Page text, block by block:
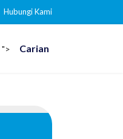
Hubungi Kami
"> Carian